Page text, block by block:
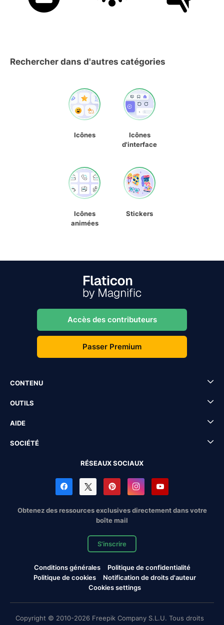
Rechercher dans d'autres catégories
Icônes
Icônes
d'interface
Icônes
animées
Stickers
Accès des contributeurs
Passer Premium
CONTENU
OUTILS
AIDE
SOCIÉTÉ
RÉSEAUX SOCIAUX
Obtenez des ressources exclusives directement dans votre
boîte mail
S'inscrire
Conditions générales
Politique de confidentialité
Politique de cookies
Notification de droits d'auteur
Cookies settings
Copyright © 2010-2026 Freepik Company S.L.U. Tous droits